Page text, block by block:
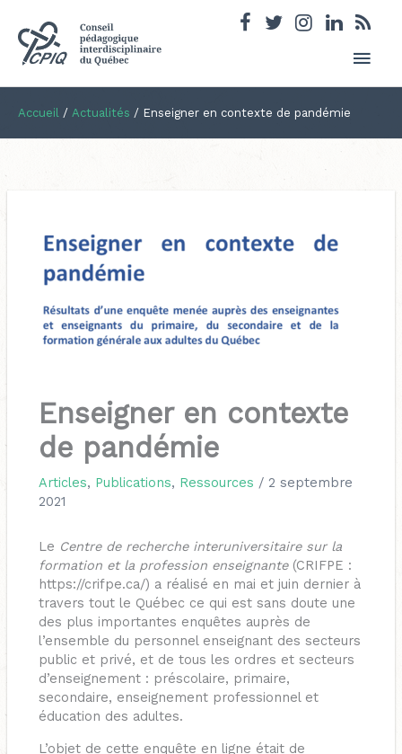
Accueil / Actualités / Enseigner en contexte de pandémie
Enseigner en contexte
de pandémie
Articles, Publications, Ressources / 2 septembre
2021
Le Centre de recherche interuniversitaire sur la
formation et la profession enseignante (CRIFPE :
https://crifpe.ca/) a réalisé en mai et juin dernier à
travers tout le Québec ce qui est sans doute une
des plus importantes enquêtes auprès de
l’ensemble du personnel enseignant des secteurs
public et privé, et de tous les ordres et secteurs
d’enseignement : préscolaire, primaire,
secondaire, enseignement professionnel et
éducation des adultes.
L’objet de cette enquête en ligne était de